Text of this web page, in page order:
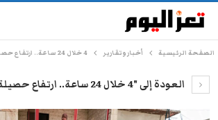
الصفحة الرئيسية أخبار وتقارير 4 خلال 24 ساعة.. ارتفاع حصيلة شهداء جنين
العودة إلى "4 خلال 24 ساعة.. ارتفاع حصيلة شهداء جنين"